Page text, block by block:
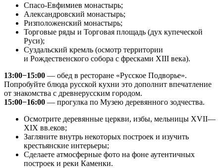
Спасо-Евфимиев монастырь;
Александровский монастырь;
Ризположенский монастырь;
Торговые ряды и Торговая площадь (дух купеческой
Руси);
Суздальский кремль (осмотр территории
и Рождественского собора с фресками XIII века).
13:00−15:00 — обед в ресторане «Русское Подворье».
Попробуйте блюда русской кухни это дополнит впечатление
от знакомства с древнерусским городом.
15:00−16:00 — прогулка по Музею деревянного зодчества.
Осмотрите деревянные церкви, избы, мельницы XVII—
XIX вв.еков;
Загляните внутрь некоторых построек и изучить
крестьянские интерьеры;
Сделаете атмосферные фото на фоне аутентичных
построек и реки Каменки.